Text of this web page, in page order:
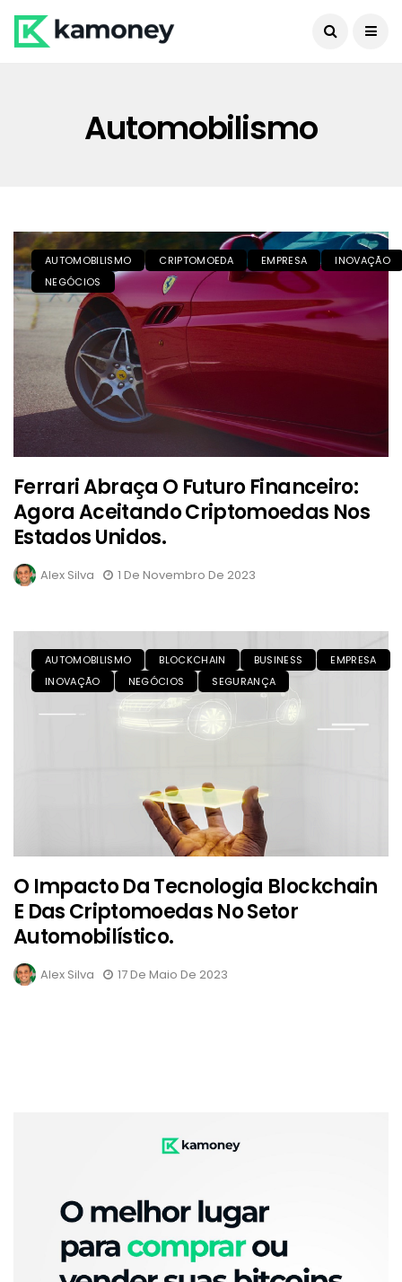
Automobilismo
AUTOMOBILISMO CRIPTOMOEDA EMPRESA
INOVAÇÃO
NEGÓCIOS
Ferrari Abraça O Futuro Financeiro:
Agora Aceitando Criptomoedas Nos
Estados Unidos.
Alex Silva 1 De Novembro De 2023
AUTOMOBILISMO BLOCKCHAIN BUSINESS
EMPRESA
INOVAÇÃO
NEGÓCIOS SEGURANÇA
O Impacto Da Tecnologia Blockchain
E Das Criptomoedas No Setor
Automobilístico.
Alex Silva 17 De Maio De 2023